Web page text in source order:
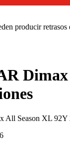
producir retrasos
All Season XL 92Y